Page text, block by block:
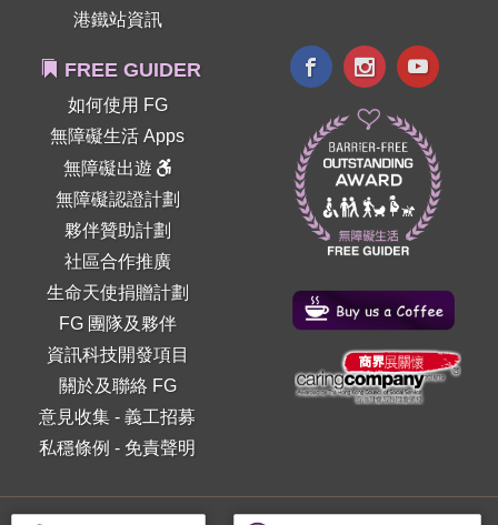
港鐵站資訊
FREE GUIDER
如何使用 FG
無障礙生活 Apps
無障礙出遊
無障礙認證計劃
夥伴贊助計劃
社區合作推廣
生命天使捐贈計劃
FG 團隊及夥伴
資訊科技開發項目
關於及聯絡 FG
意見收集 -義工招募
私穩條例 - 免責聲明